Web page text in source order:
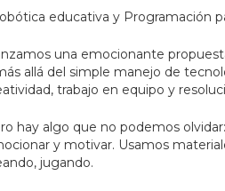
educativa y Programación
una emocionante
allá del simple manejo de
trabajo en equipo y
hay algo que no podemos
y motivar. Usamos
jugando.